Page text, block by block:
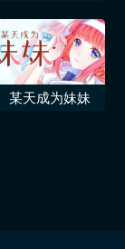
某天成为妹妹